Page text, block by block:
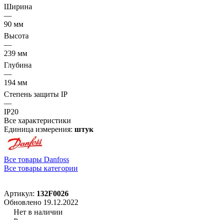
Ширина
—
90 мм
Высота
—
239 мм
Глубина
—
194 мм
Степень защиты IP
—
IP20
Все характеристики
Единица измерения: штук
Все товары Danfoss
Все товары категории
Артикул: 132F0026
Обновлено 19.12.2022
Нет в наличии